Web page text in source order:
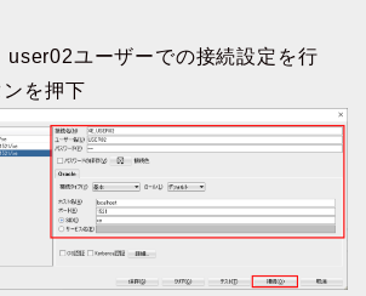
user02ユーザーでの接続設定を行
を押下